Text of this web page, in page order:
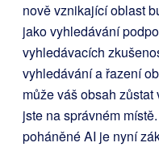
nově vznikající oblast
jako vyhledávání
vyhledávacích
vyhledávání a řazení
může váš obsah
jste na správném
poháněné AI je nyní